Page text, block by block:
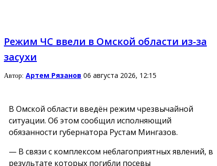
Режим ЧС ввели в Омской области из-за
засухи
Автор: Артем Рязанов 06 августа 2026, 12:15
В Омской области введён режим чрезвычайной
ситуации. Об этом сообщил исполняющий
обязанности губернатора Рустам Мингазов.
— В связи с комплексом неблагоприятных явлений, в
результате которых погибли посевы